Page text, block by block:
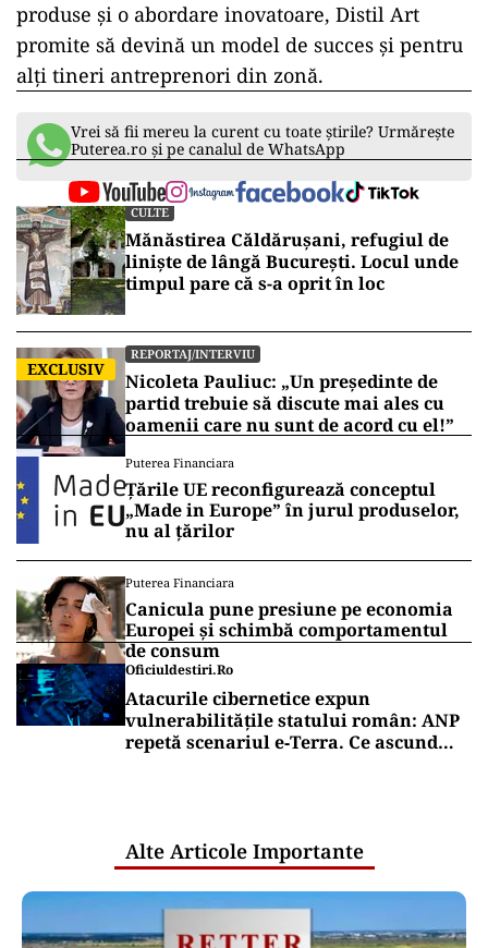
produse și o abordare inovatoare, Distil Art
promite să devină un model de succes și pentru
alți tineri antreprenori din zonă.
Vrei să fii mereu la curent cu toate știrile? Urmărește
Puterea.ro și pe canalul de WhatsApp
CULTE
Mănăstirea Căldărușani, refugiul de
liniște de lângă București. Locul unde
timpul pare că s-a oprit în loc
EXCLUSIV
REPORTAJ/INTERVIU
Nicoleta Pauliuc: „Un președinte de
partid trebuie să discute mai ales cu
oamenii care nu sunt de acord cu el!”
Puterea Financiara
Țările UE reconfigurează conceptul
„Made in Europe” în jurul produselor,
nu al țărilor
Puterea Financiara
Canicula pune presiune pe economia
Europei și schimbă comportamentul
de consum
Oficiuldestiri.ro
Atacurile cibernetice expun
vulnerabilitățile statului român: ANP
repetă scenariul e‑Terra. Ce ascund
Alte Articole Importante